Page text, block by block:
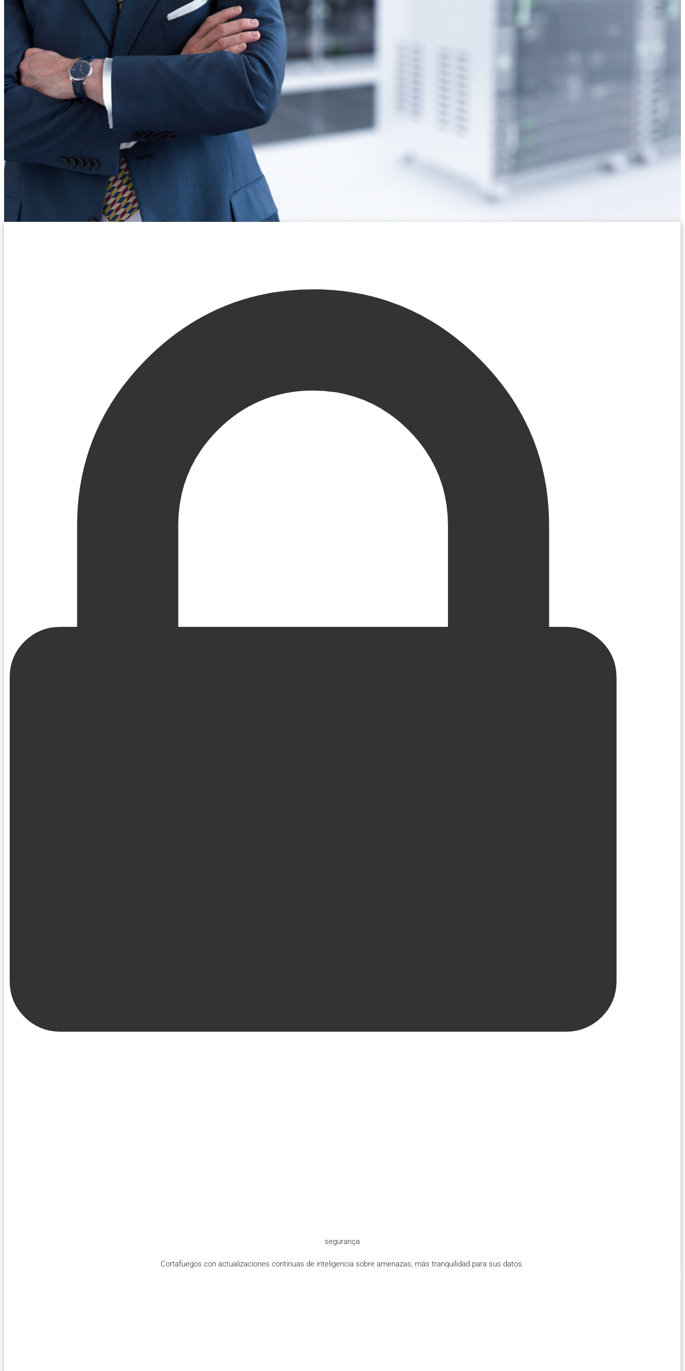
segurança
Cortafuegos con actualizaciones continuas de inteligencia sobre amenazas, más tranquilidad para sus datos.